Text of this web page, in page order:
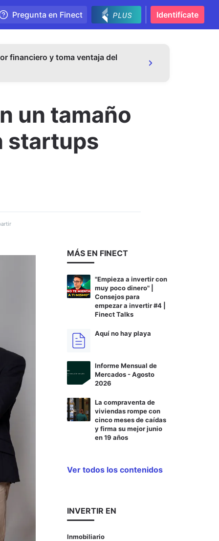
Pregunta en Finect Identifícate
financiero y toma ventaja del
un tamaño
startups
MÁS EN FINECT
"Empieza a invertir con
muy poco dinero" |
Consejos para
empezar a invertir #4 |
Finect Talks
Aquí no hay playa
Informe Mensual de
Mercados - Agosto
2026
La compraventa de
viviendas rompe con
cinco meses de caídas
y firma su mejor junio
en 19 años
Ver todos los contenidos
INVERTIR EN
Inmobiliario